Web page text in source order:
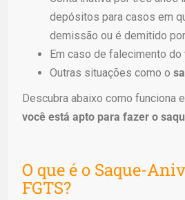
depósitos para casos em
demissão ou é demitido
Em caso de falecimento do
Outras situações como o
Descubra abaixo como funciona
você está apto para fazer o
O que é o Saque-
FGTS?